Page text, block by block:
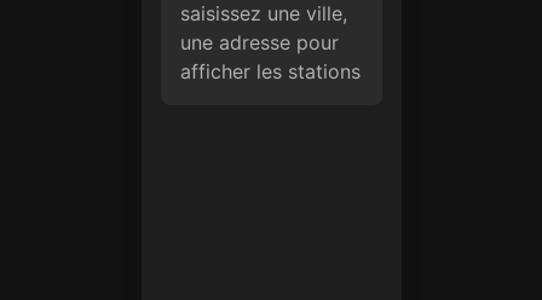
saisissez une ville,
une adresse pour
afficher les stations